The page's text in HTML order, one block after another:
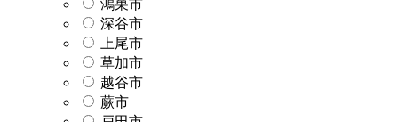
鴻巣市
深谷市
上尾市
草加市
越谷市
蕨市